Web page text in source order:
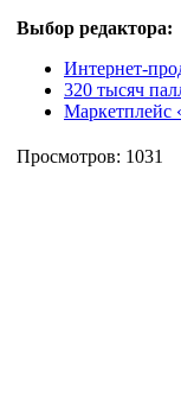
Выбор редактора:
Интернет-
320 тысяч
Маркетплейс
Просмотров: 1031